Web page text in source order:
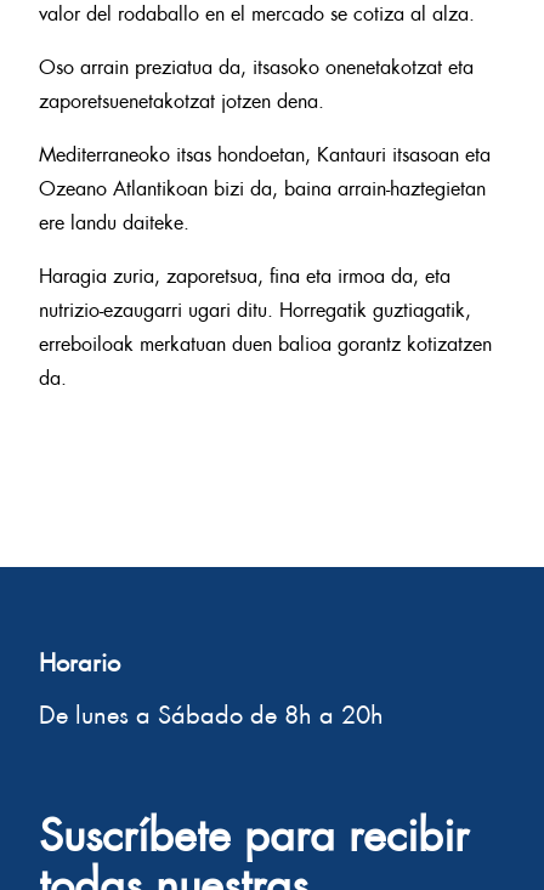
valor del rodaballo en el mercado se cotiza al alza.
Oso arrain preziatua da, itsasoko onenetakotzat eta
zaporetsuenetakotzat jotzen dena.
Mediterraneoko itsas hondoetan, Kantauri itsasoan eta
Ozeano Atlantikoan bizi da, baina arrain-haztegietan
ere landu daiteke.
Haragia zuria, zaporetsua, fina eta irmoa da, eta
nutrizio-ezaugarri ugari ditu. Horregatik guztiagatik,
erreboiloak merkatuan duen balioa gorantz kotizatzen
da.
Horario
De lunes a Sábado de 8h a 20h
Suscríbete para recibir
todas nuestras